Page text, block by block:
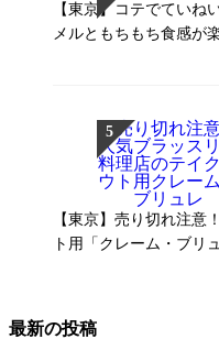
【東京】コテでていね
メルともちもち食感が
【東京】売り切れ注意
ト用「クレーム・ブリ
最新の投稿